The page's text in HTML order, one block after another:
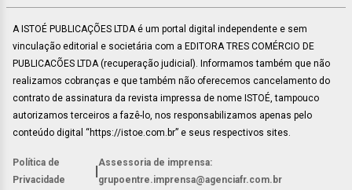
A ISTOÉ PUBLICAÇÕES LTDA é um portal digital independente e sem
vinculação editorial e societária com a EDITORA TRES COMÉRCIO DE
PUBLICACÕES LTDA (recuperação judicial). Informamos também que não
realizamos cobranças e que também não oferecemos cancelamento do
contrato de assinatura da revista impressa de nome ISTOÉ, tampouco
autorizamos terceiros a fazê-lo, nos responsabilizamos apenas pelo
conteúdo digital “https://istoe.com.br” e seus respectivos sites.
Política de
Privacidade
Assessoria de imprensa:
grupoentre.imprensa@agenciafr.com.br